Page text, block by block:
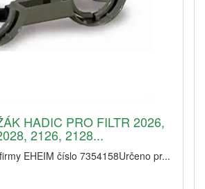
HADIC PRO FILTR 2026,
2126, 2128...
EHEIM číslo 7354158Určeno pr...